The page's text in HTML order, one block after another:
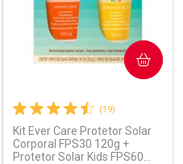
Ativar Desconto
Comprar sem Desconto
(19)
Kit Ever Care Protetor Solar
Corporal FPS30 120g +
Protetor Solar Kids FPS60
COMPRAR